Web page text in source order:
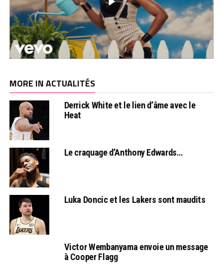
MORE IN ACTUALITÉS
Derrick White et le lien d’âme avec le
Heat
Le craquage d’Anthony Edwards…
Luka Doncic et les Lakers sont maudits
Victor Wembanyama envoie un message
à Cooper Flagg